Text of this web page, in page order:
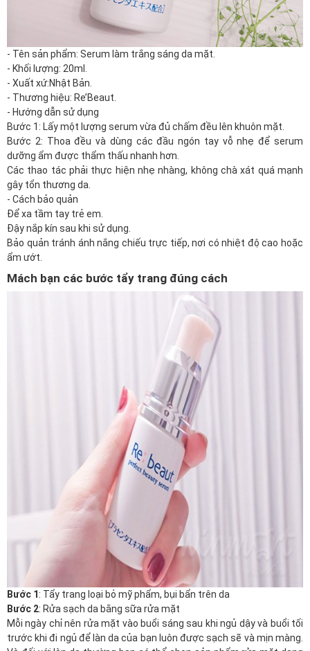
- Tên sản phẩm: Serum làm trắng sáng da mặt.
- Khối lượng: 20ml.
- Xuất xứ:Nhật Bản
- Thương hiệu: Re’Beaut.
- Hướng dẫn sử dụng
Bước 1: Lấy một lượng serum vừa đủ chấm đều lên khuôn mặt.
Bước 2: Thoa đều và dùng các đầu ngón tay vỗ nhẹ để serum
dưỡng ẩm được thẩm thấu nhanh hơn.
Các thao tác phải thực hiện nhẹ nhàng, không chà xát quá mạnh
gây tổn thương da.
- Cách bảo quản
Để xa tầm tay trẻ em.
Đậy nắp kín sau khi sử dụng.
Bảo quản tránh ánh nắng chiếu trực tiếp, nơi có nhiệt độ cao hoặc
ẩm ướt.
Mách bạn các bước tẩy trang đúng cách
Bước 1 : Tẩy trang loại bỏ mỹ phẩm, bụi bẩn trên da
Bước 2: Rửa sạch da bằng sữa rửa mặt
Mỗi ngày chỉ nên rửa mặt vào buổi sáng sau khi ngủ dậy và buổi tối
trước khi đi ngủ để làn da của bạn luôn được sạch sẽ và mịn màng.